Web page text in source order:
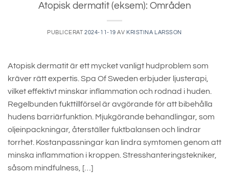
Atopisk dermatit (eksem): Områden
PUBLICERAT2024-11-19 AV KRISTINA LARSSON
Atopisk dermatit är ett mycket vanligt hudproblem som
kräver rätt expertis. Spa Of Sweden erbjuder ljusterapi,
vilket effektivt minskar inflammation och rodnad i huden.
Regelbunden fukttillförsel är avgörande för att bibehålla
hudens barriärfunktion. Mjukgörande behandlingar, som
oljeinpackningar, återställer fuktbalansen och lindrar
torrhet. Kostanpassningar kan lindra symtomen genom att
minska inflammation i kroppen. Stresshanteringstekniker,
såsom mindfulness, […]